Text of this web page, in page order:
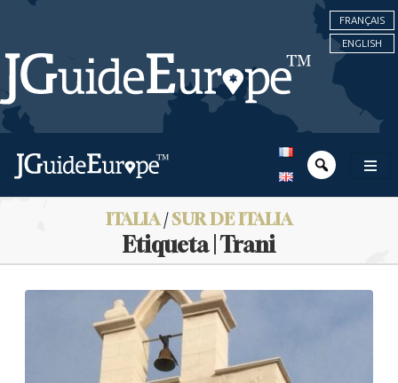
FRANÇAIS
ENGLISH
ITALIA/SUR DE ITALIA
Etiqueta | Trani